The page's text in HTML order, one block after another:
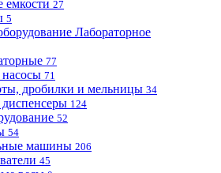
емкости 27
5
Лабораторное
77
71
дробилки и мельницы 34
124
52
54
машины 206
45